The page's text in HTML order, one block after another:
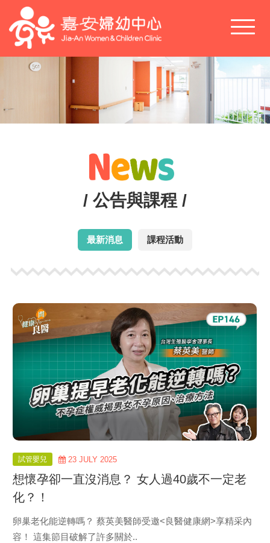
/ 公告與課程 /
最新消息 課程活動
view
more
試管嬰兒 23 JULY 2025
想懷孕卻一直沒消息？ 女人過40歲不一定老
化？！
卵巢老化能逆轉嗎？ 蔡英美醫師受邀<良醫健康網>享精采內
容！ 這集節目破解了許多關於..